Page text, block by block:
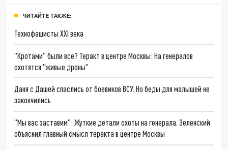
ЧИТАЙТЕ ТАКЖЕ:
Технофашисты XXI века
"Кротами" были все? Теракт в центре Москвы: На генералов
охотятся "живые дроны"
Даня с Дашей спаслись от боевиков ВСУ. Но беды для малышей не
закончились
"Мы вас заставим": Жуткие детали охоты на генерала. Зеленский
объяснил главный смысл теракта в центре Москвы